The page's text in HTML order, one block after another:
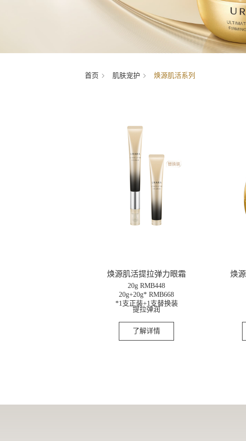
首页 肌肤宠护 焕源肌活系列
焕源肌活提拉弹力眼霜
20g RMB448
20g+20g* RMB668
*1支正装+1支替换装
提拉弹润
了解详情
焕